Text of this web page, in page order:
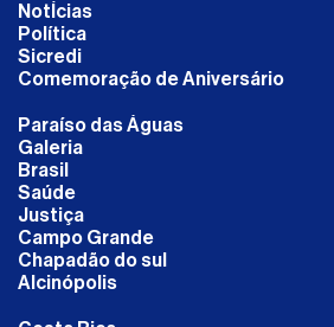
NotÍcias
Política
Sicredi
Comemoração de Aniversário
Paraíso das Águas
Galeria
Brasil
Saúde
Justiça
Campo Grande
Chapadão do sul
Alcinópolis